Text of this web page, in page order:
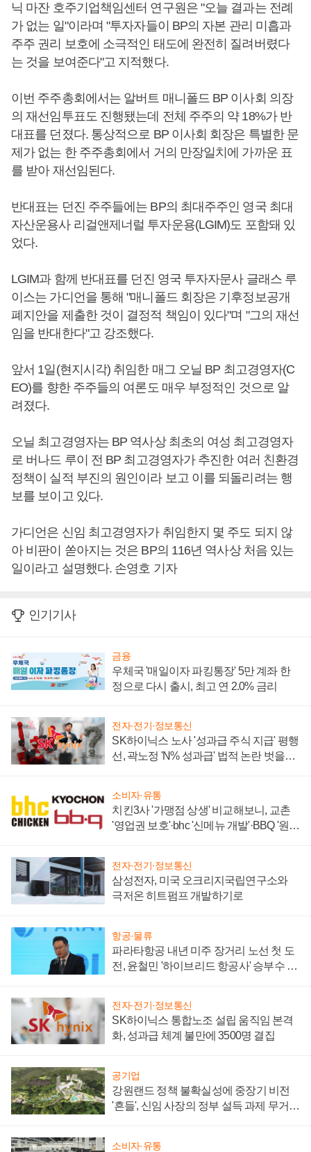
닉 마잔 호주기업책임센터 연구원은 "오늘 결과는 전례
가 없는 일"이라며 "투자자들이 BP의 자본 관리 미흡과
주주 권리 보호에 소극적인 태도에 완전히 질려버렸다
는 것을 보여준다"고 지적했다.
이번 주주총회에서는 알버트 매니폴드 BP 이사회 의장
의 재선임투표도 진행됐는데 전체 주주의 약 18%가 반
대표를 던졌다. 통상적으로 BP 이사회 회장은 특별한 문
제가 없는 한 주주총회에서 거의 만장일치에 가까운 표
를 받아 재선임된다.
반대표는 던진 주주들에는 BP의 최대주주인 영국 최대
자산운용사 리걸앤제너럴 투자운용(LGIM)도 포함돼 있
었다.
LGIM과 함께 반대표를 던진 영국 투자자문사 글래스 루
이스는 가디언을 통해 "매니폴드 회장은 기후정보공개
폐지안을 제출한 것이 결정적 책임이 있다"며 "그의 재선
임을 반대한다"고 강조했다.
앞서 1일(현지시각) 취임한 매그 오닐 BP 최고경영자(C
EO)를 향한 주주들의 여론도 매우 부정적인 것으로 알
려졌다.
오닐 최고경영자는 BP 역사상 최초의 여성 최고경영자
로 버나드 루이 전 BP 최고경영자가 추진한 여러 친환경
정책이 실적 부진의 원인이라 보고 이를 되돌리려는 행
보를 보이고 있다.
가디언은 신임 최고경영자가 취임한지 몇 주도 되지 않
아 비판이 쏟아지는 것은 BP의 116년 역사상 처음 있는
일이라고 설명했다. 손영호 기자
인기기사
금융
우체국 '매일이자 파킹통장' 5만 계좌 한
정으로 다시 출시, 최고 연 2.0% 금리
전자·전기·정보통신
SK하이닉스 노사 '성과급 주식 지급' 평행
선, 곽노정 'N% 성과급' 법적 논란 벗을지
소비자·유통
치킨3사 '가맹점 상생' 비교해보니, 교촌
'영업권 보호'·bhc '신메뉴 개발'·BBQ '원가
전자·전기·정보통신
삼성전자, 미국 오크리지국립연구소와
극저온 히트펌프 개발하기로
항공·물류
파라타항공 내년 미주 장거리 노선 첫 도
전, 윤철민 '하이브리드 항공사' 승부수 통
전자·전기·정보통신
SK하이닉스 통합노조 설립 움직임 본격
화, 성과급 체계 불만에 3500명 결집
공기업
강원랜드 정책 불확실성에 중장기 비전
'흔들', 신임 사장의 정부 설득 과제 무거워
소비자·유통